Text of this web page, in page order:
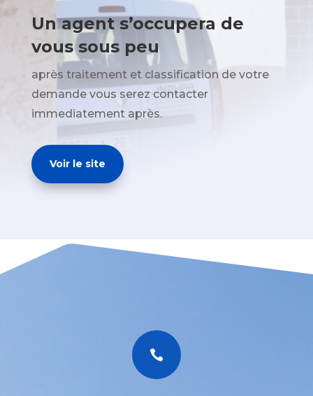
Un agent s’occupera de
vous sous peu
après traitement et classification de votre
demande vous serez contacter
immediatement après.
Voir le site
